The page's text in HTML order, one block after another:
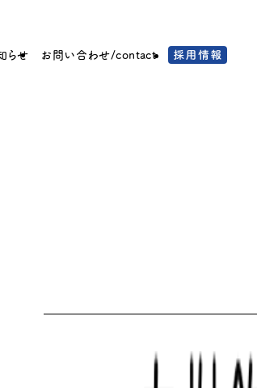
らせ お問い合わせ/contact